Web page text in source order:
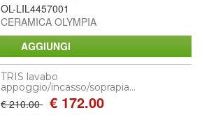
OL-LIL4457001
CERAMICA OLYMPIA
TRIS lavabo
appoggio/incasso/soprapia...
€ 210.00 € 172.00